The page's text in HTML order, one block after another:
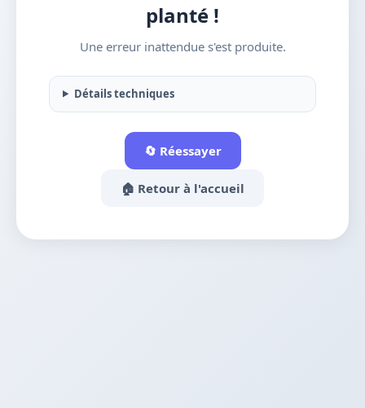
planté !
Une erreur inattendue s'est produite.
Détails techniques
🔄 Réessayer
🏠 Retour à l'accueil